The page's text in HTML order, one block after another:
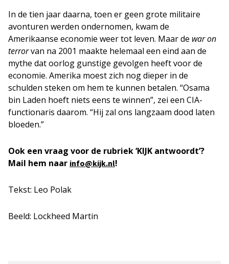
In de tien jaar daarna, toen er geen grote militaire
avonturen werden ondernomen, kwam de
Amerikaanse economie weer tot leven. Maar de war on
terrorvan na 2001 maakte helemaal een eind aan de
mythe dat oorlog gunstige gevolgen heeft voor de
economie. Amerika moest zich nog dieper in de
schulden steken om hem te kunnen betalen. “Osama
bin Laden hoeft niets eens te winnen”, zei een CIA-
functionaris daarom. “Hij zal ons langzaam dood laten
bloeden.”
Ook een vraag voor de rubriek ‘KIJK antwoordt’?
Mail hem naar info@kijk.nl!
Tekst: Leo Polak
Beeld: Lockheed Martin